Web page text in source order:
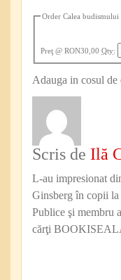
Order Calea budismului
Preţ @ RON30,00 Qty:
Adauga in cosul de
Scris de Ilă
L-au impresionat
Ginsberg în copii
Publice şi membru
cărţi